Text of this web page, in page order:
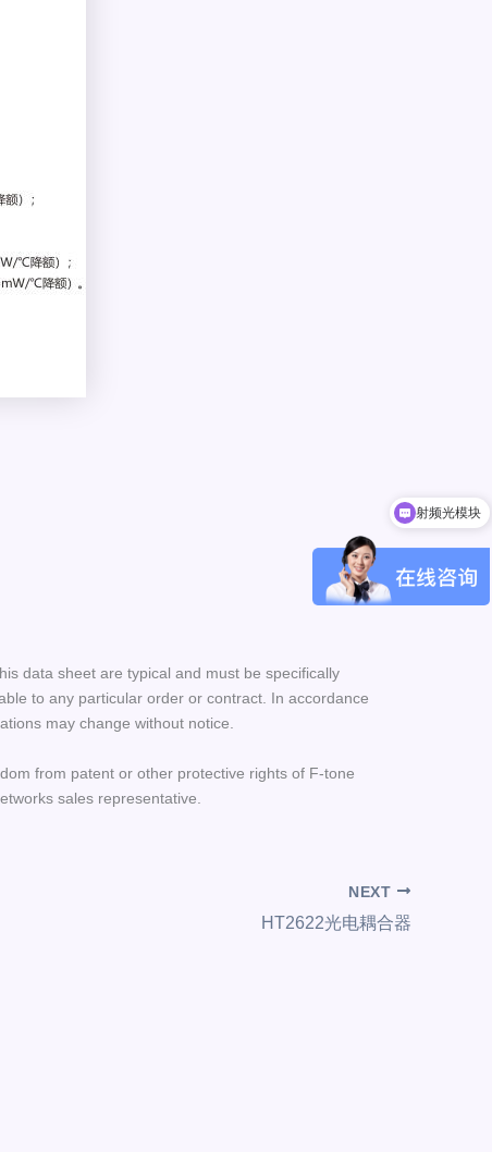
data sheet are typical and must be specifically
to any particular order or contract. In accordance
may change without notice.
from patent or other protective rights of F-tone
sales representative.
NEXT
HT2622光电耦合器
800G/400G/200G光模块